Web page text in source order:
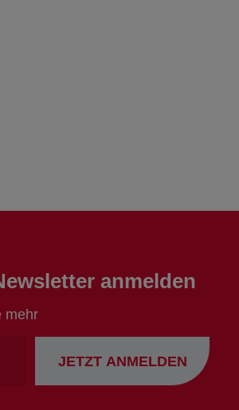
anmelden
mehr
JETZT ANMELDEN